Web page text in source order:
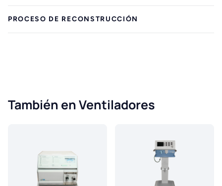
PROCESO DE RECONSTRUCCIÓN
También en Ventiladores